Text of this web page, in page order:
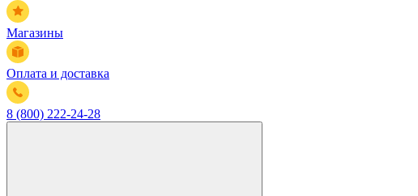
Магазины
Оплата и доставка
8 (800) 222-24-28